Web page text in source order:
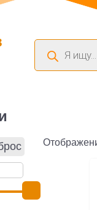
Поиск
товаров